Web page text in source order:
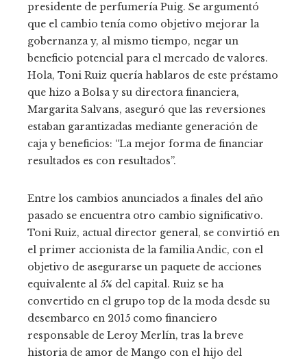
presidente de perfumería Puig. Se argumentó
que el cambio tenía como objetivo mejorar la
gobernanza y, al mismo tiempo, negar un
beneficio potencial para el mercado de valores.
Hola, Toni Ruiz quería hablaros de este préstamo
que hizo a Bolsa y su directora financiera,
Margarita Salvans, aseguró que las reversiones
estaban garantizadas mediante generación de
caja y beneficios: “La mejor forma de financiar
resultados es con resultados”.
Entre los cambios anunciados a finales del año
pasado se encuentra otro cambio significativo.
Toni Ruiz, actual director general, se convirtió en
el primer accionista de la familia Andic, con el
objetivo de asegurarse un paquete de acciones
equivalente al 5% del capital. Ruiz se ha
convertido en el grupo top de la moda desde su
desembarco en 2015 como financiero
responsable de Leroy Merlín, tras la breve
historia de amor de Mango con el hijo del